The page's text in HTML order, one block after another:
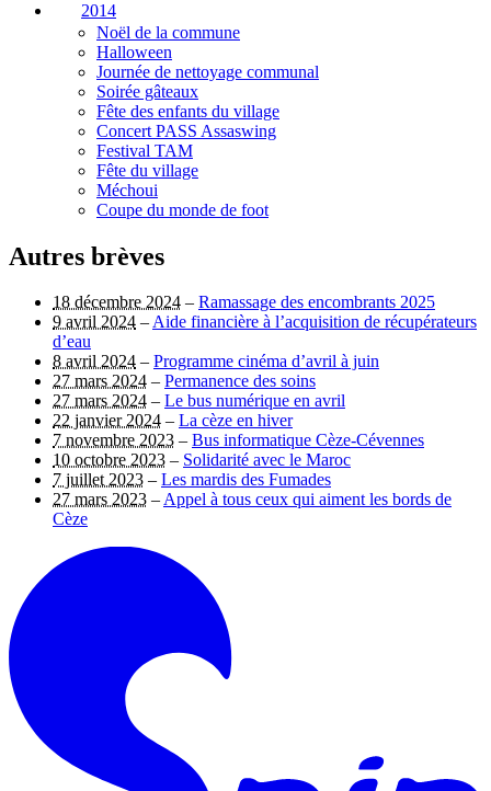
2014
Noël de la commune
Halloween
Journée de nettoyage communal
Soirée gâteaux
Fête des enfants du village
Concert PASS Assaswing
Festival TAM
Fête du village
Méchoui
Coupe du monde de foot
Autres brèves
18 décembre 2024 – Ramassage des encombrants 2025
9 avril 2024 –Aide financière à l’acquisition de récupérateurs
d’eau
8 avril 2024 – Programme cinéma d’avril à juin
27 mars 2024 – Permanence des soins
27 mars 2024 – Le bus numérique en avril
22 janvier 2024 – La cèze en hiver
7 novembre 2023 – Bus informatique Cèze-Cévennes
10 octobre 2023 – Solidarité avec le Maroc
7 juillet 2023 – Les mardis des Fumades
27 mars 2023 –Appel à tous ceux qui aiment les bords de
Cèze